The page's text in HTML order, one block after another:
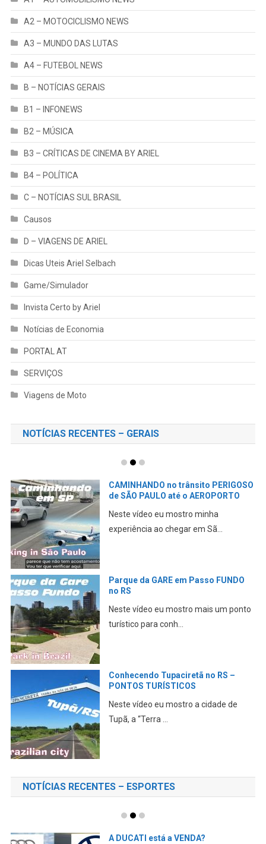
A2 – MOTOCICLISMO NEWS
A3 – MUNDO DAS LUTAS
A4 – FUTEBOL NEWS
B – NOTÍCIAS GERAIS
B1 – INFONEWS
B2 – MÚSICA
B3 – CRÍTICAS DE CINEMA BY ARIEL
B4 – POLÍTICA
C – NOTÍCIAS SUL BRASIL
Causos
D – VIAGENS DE ARIEL
Dicas Uteis Ariel Selbach
Game/Simulador
Invista Certo by Ariel
Notícias de Economia
PORTAL AT
SERVIÇOS
Viagens de Moto
NOTÍCIAS RECENTES – GERAIS
CAMINHANDO no trânsito PERIGOSO
de SÃO PAULO até o AEROPORTO
Neste vídeo eu mostro minha
experiência ao chegar em Sã...
Parque da GARE em Passo FUNDO
no RS
Neste vídeo eu mostro mais um ponto
turístico para conh...
Conhecendo Tupaciretã no RS –
PONTOS TURÍSTICOS
Neste vídeo eu mostro a cidade de
Tupã, a “Terra ...
NOTÍCIAS RECENTES – ESPORTES
A DUCATI está a VENDA?